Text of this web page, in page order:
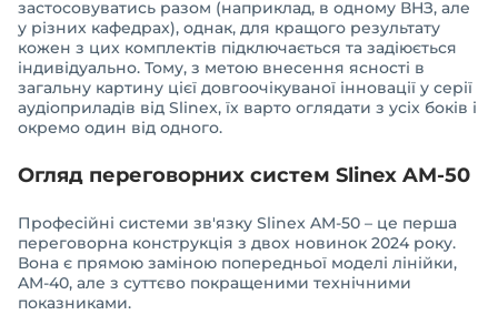
застосовуватись разом (наприклад, в одному ВНЗ, але
у різних кафедрах), однак, для кращого результату
кожен з цих комплектів підключається та задіюється
індивідуально. Тому, з метою внесення ясності в
загальну картину цієї довгоочікуваної інновації у серії
аудіоприладів від Slinex, їх варто оглядати з усіх боків і
окремо один від одного.
Огляд переговорних систем Slinex AM-50
Професійні системи зв'язку Slinex AM-50 – це перша
переговорна конструкція з двох новинок 2024 року.
Вона є прямою заміною попередньої моделі лінійки,
AM-40, але з суттєво покращеними технічними
показниками.